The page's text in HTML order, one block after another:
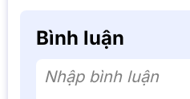
Bình luận
Nhập bình luận